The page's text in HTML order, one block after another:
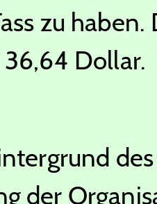
zu
Dollar.
der